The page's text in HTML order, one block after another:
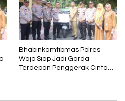
Bhabinkamtibmas Polres
Wajo Siap Jadi Garda
Terdepan Penggerak Cinta